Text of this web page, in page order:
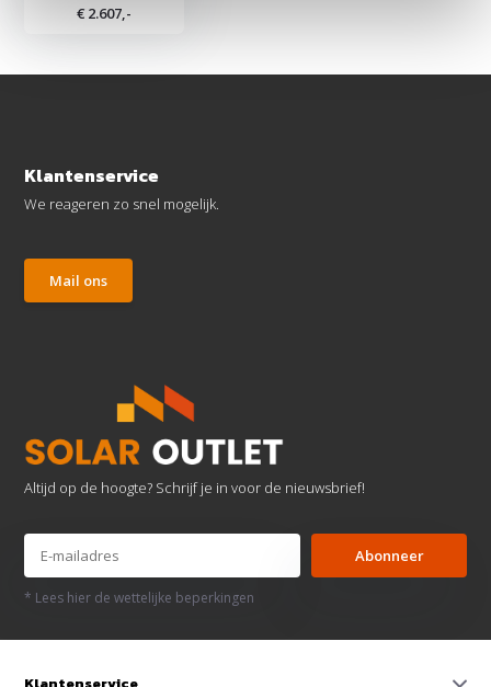
€ 2.607,-
Klantenservice
We reageren zo snel mogelijk.
Mail ons
Altijd op de hoogte? Schrijf je in voor de nieuwsbrief!
Abonneer
* Lees hier de wettelijke beperkingen